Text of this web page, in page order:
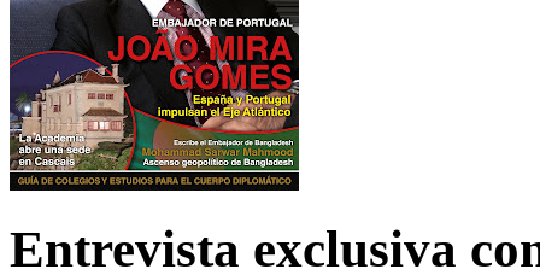
Entrevista exclusiva